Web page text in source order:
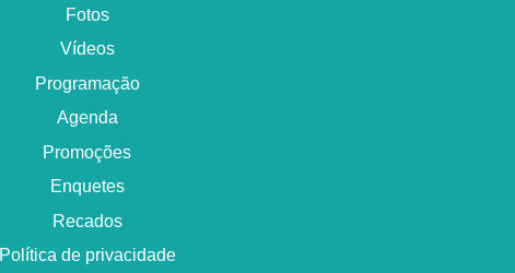
Fotos
Vídeos
Programação
Agenda
Promoções
Enquetes
Recados
Política de privacidade